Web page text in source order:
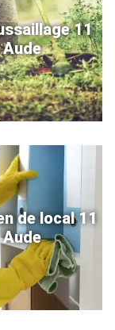
11
Aude
de local 11
Aude